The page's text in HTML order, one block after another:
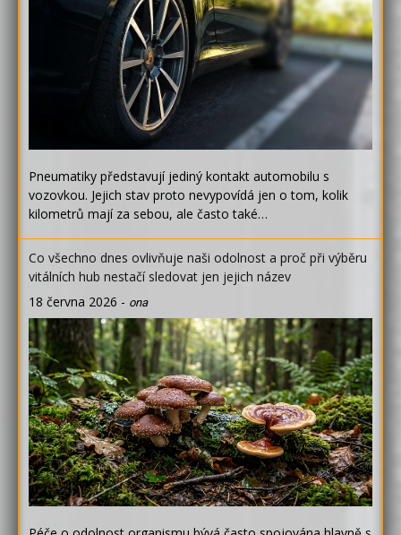
Pneumatiky představují jediný kontakt automobilu s
vozovkou. Jejich stav proto nevypovídá jen o tom, kolik
kilometrů mají za sebou, ale často také…
Co všechno dnes ovlivňuje naši odolnost a proč při výběru
vitálních hub nestačí sledovat jen jejich název
18 června 2026 - ona